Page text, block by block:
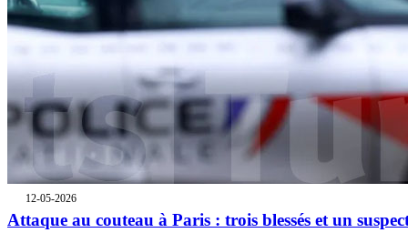
12-05-2026
Attaque au couteau à Paris : trois blessés et un